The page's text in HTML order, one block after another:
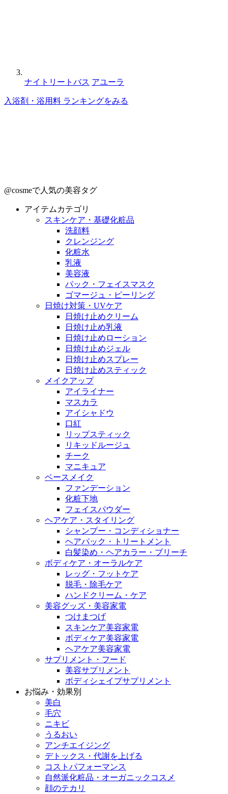
ナイトリートバス アユーラ
入浴剤・浴用料 ランキングをみる
@cosmeで人気の美容タグ
アイテムカテゴリ
スキンケア・基礎化粧品
洗顔料
クレンジング
化粧水
乳液
美容液
パック・フェイスマスク
ゴマージュ・ピーリング
日焼け対策・UVケア
日焼け止めクリーム
日焼け止め乳液
日焼け止めローション
日焼け止めジェル
日焼け止めスプレー
日焼け止めスティック
メイクアップ
アイライナー
マスカラ
アイシャドウ
口紅
リップスティック
リキッドルージュ
チーク
マニキュア
ベースメイク
ファンデーション
化粧下地
フェイスパウダー
ヘアケア・スタイリング
シャンプー・コンディショナー
ヘアパック・トリートメント
白髪染め・ヘアカラー・ブリーチ
ボディケア・オーラルケア
レッグ・フットケア
脱毛・除毛ケア
ハンドクリーム・ケア
美容グッズ・美容家電
つけまつげ
スキンケア美容家電
ボディケア美容家電
ヘアケア美容家電
サプリメント・フード
美容サプリメント
ボディシェイプサプリメント
お悩み・効果別
美白
毛穴
ニキビ
うるおい
アンチエイジング
デトックス・代謝を上げる
コストパフォーマンス
自然派化粧品・オーガニックコスメ
顔のテカリ